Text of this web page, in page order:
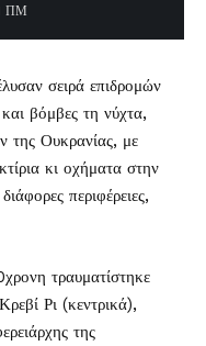
ΠΜ
σειρά επιδρομών
βόμβες τη νύχτα,
της Ουκρανίας, με
κι οχήματα στην
περιφέρειες,
τραυματίστηκε
Ρι (κεντρικά),
της